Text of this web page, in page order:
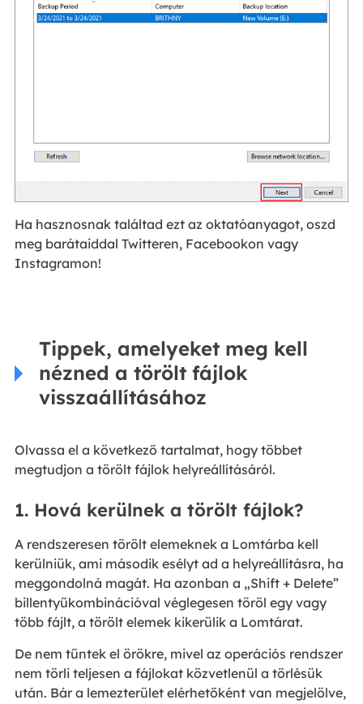
Ha hasznosnak találtad ezt az oktatóanyagot, oszd
meg barátaiddal Twitteren, Facebookon vagy
Instagramon!
Tippek, amelyeket meg kell
nézned a törölt fájlok
visszaállításához
Olvassa el a következő tartalmat, hogy többet
megtudjon a törölt fájlok helyreállításáról.
1. Hová kerülnek a törölt fájlok?
A rendszeresen törölt elemeknek a Lomtárba kell
kerülniük, ami második esélyt ad a helyreállításra, ha
meggondolná magát. Ha azonban a „Shift + Delete”
billentyűkombinációval véglegesen töröl egy vagy
több fájlt, a törölt elemek kikerülik a Lomtárat.
De nem tűntek el örökre, mivel az operációs rendszer
nem törli teljesen a fájlokat közvetlenül a törlésük
után. Bár a lemezterület elérhetőként van megjelölve,